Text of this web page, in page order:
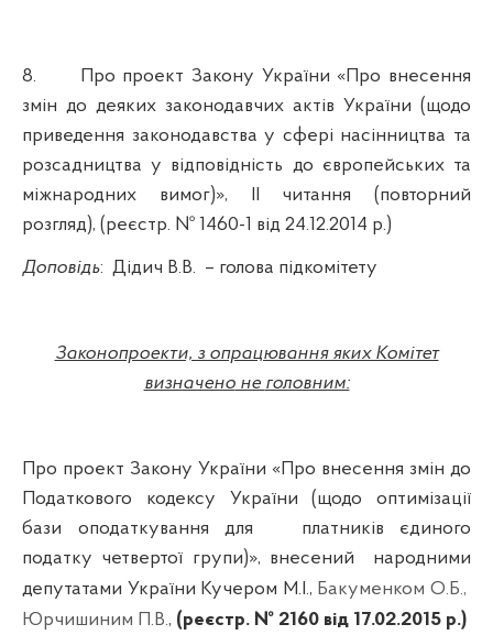
8.
Про проект Закону України «Про внесення
змін до деяких законодавчих актів України (щодо
приведення законодавства у сфері насінництва та
розсадництва у відповідність до європейських та
міжнародних вимог)»,
читання (повторний
розгляд), (реєстр. № 1460-1 від 24.12.2014 р.)
Доповідь: Дідич В.В. – голова підкомітету
Законопроекти, з опрацювання яких Комітет
визначеноне головним:
Про проект Закону України «Про внесення змін до
Податкового кодексу України (щодо оптимізації
бази оподаткування для
платників єдиного
податку четвертої групи)», внесений
народними
депутатами України Кучером М.І., Бакуменком О.Б.,
Юрчишиним П.В., (реєстр. № 2160 від 17.02.2015 р.)